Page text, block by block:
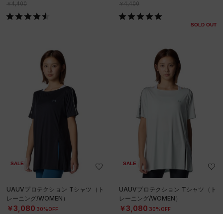
￥4,400
￥4,400
SOLD OUT
SALE
UAUVプロテクション Tシャツ（ト
レーニング/WOMEN）
￥3,080 30%OFF
SALE
UAUVプロテクション Tシャツ（ト
レーニング/WOMEN）
￥3,080 30%OFF